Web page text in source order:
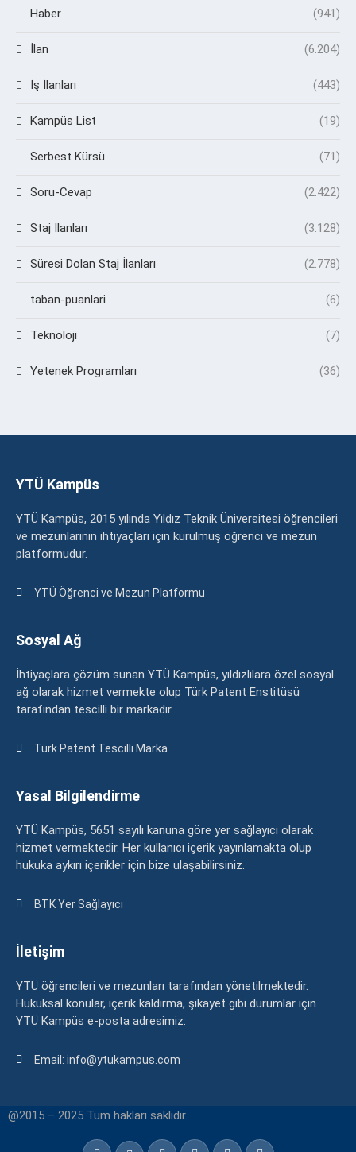
Haber (941)
İlan (6.204)
İş İlanları (443)
Kampüs List (19)
Serbest Kürsü (71)
Soru-Cevap (2.422)
Staj İlanları (3.128)
Süresi Dolan Staj İlanları (2.778)
taban-puanlari (6)
Teknoloji (7)
Yetenek Programları (36)
YTÜ Kampüs
YTÜ Kampüs, 2015 yılında Yıldız Teknik Üniversitesi öğrencileri
ve mezunlarının ihtiyaçları için kurulmuş öğrenci ve mezun
platformudur.
YTÜ Öğrenci ve Mezun Platformu
Sosyal Ağ
İhtiyaçlara çözüm sunan YTÜ Kampüs, yıldızlılara özel sosyal
ağ olarak hizmet vermekte olup Türk Patent Enstitüsü
tarafından tescilli bir markadır.
Türk Patent Tescilli Marka
Yasal Bilgilendirme
YTÜ Kampüs, 5651 sayılı kanuna göre yer sağlayıcı olarak
hizmet vermektedir. Her kullanıcı içerik yayınlamakta olup
hukuka aykırı içerikler için bize ulaşabilirsiniz.
BTK Yer Sağlayıcı
İletişim
YTÜ öğrencileri ve mezunları tarafından yönetilmektedir.
Hukuksal konular, içerik kaldırma, şikayet gibi durumlar için
YTÜ Kampüs e-posta adresimiz:
Email: info@ytukampus.com
@2015 – 2025 Tüm hakları saklıdır.